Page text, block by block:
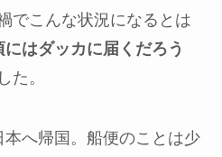
でこんな状況になるとは
にはダッカに届くだろう
た。
へ帰国。船便のことは少